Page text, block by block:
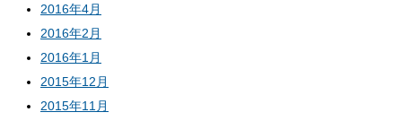
2016年4月
2016年2月
2016年1月
2015年12月
2015年11月